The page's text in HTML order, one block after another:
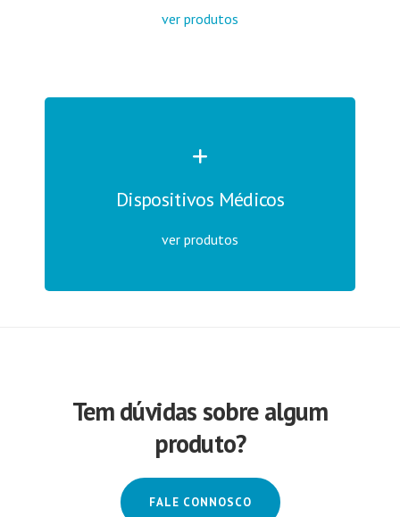
ver produtos
Dispositivos Médicos
ver produtos
Tem dúvidas sobre algum
produto?
FALE CONNOSCO